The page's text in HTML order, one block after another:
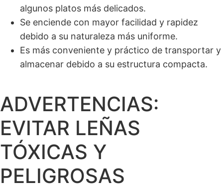
algunos platos más delicados.
Se enciende con mayor facilidad y rapidez
debido a su naturaleza más uniforme.
Es más conveniente y práctico de transportar y
almacenar debido a su estructura compacta.
ADVERTENCIAS:
EVITAR LEÑAS
TÓXICAS Y
PELIGROSAS